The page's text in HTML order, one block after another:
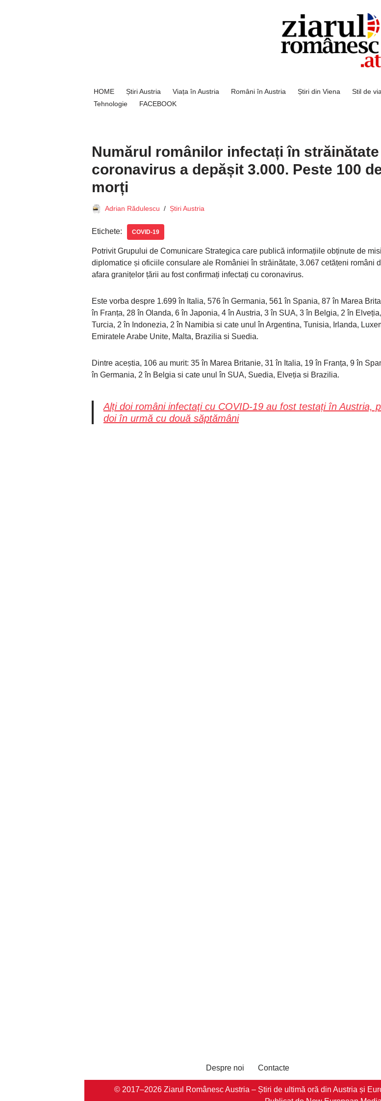
HOME Știri Austria Viața în Austria Români în Austria Știri din Viena Stil de
Tehnologie
FACEBOOK
Numărul românilor infectați în
coronavirus a depășit 3.000. Peste 100
morți
Adrian Rădulescu Știri Austria
Etichete: COVID-19
Potrivit Grupului de Comunicare Strategica care publică informațiile obținute de
diplomatice și oficiile consulare ale României în străinătate, 3.067 cetățeni români
afara granițelor țării au fost confirmați infectați cu coronavirus.
Este vorba despre 1.699 în Italia, 576 în Germania, 561 în Spania, 87 în Marea
în Franța, 28 în Olanda, 6 în Japonia, 4 în Austria, 3 în SUA, 3 în Belgia, 2 în
Turcia, 2 în Indonezia, 2 în Namibia si cate unul în Argentina, Tunisia, Irlanda,
Emiratele Arabe Unite, Malta, Brazilia si Suedia.
Dintre aceștia, 106 au murit: 35 în Marea Britanie, 31 în Italia, 19 în Franța, 9 în
în Germania, 2 în Belgia si cate unul în SUA, Suedia, Elveția si Brazilia.
Alți doi români infectaţi cu COVID-19 au fost testați în Austria,
doi în urmă cu două săptămâni
Despre noi Contacte
© 2017–2026 Ziarul Românesc Austria – Știri de ultimă oră din Austria și